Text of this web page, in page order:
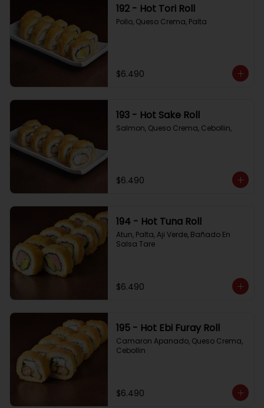
192 - Hot Tori Roll
Pollo, Queso Crema, Palta
$6.490
193 - Hot Sake Roll
Salmon, Queso Crema, Cebollin,
$6.490
194 - Hot Tuna Roll
Atun, Palta, Aji Verde, Bañado En
Salsa Tare
$6.490
195 - Hot Ebi Furay Roll
Camaron Apanado, Queso Crema,
Cebollin
$6.490